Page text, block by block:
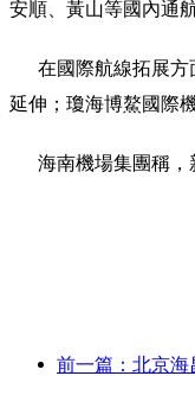
安順、黃山等國內通
在國際航線拓展方
延伸；瓊海博鰲國際
海南機場集團稱，